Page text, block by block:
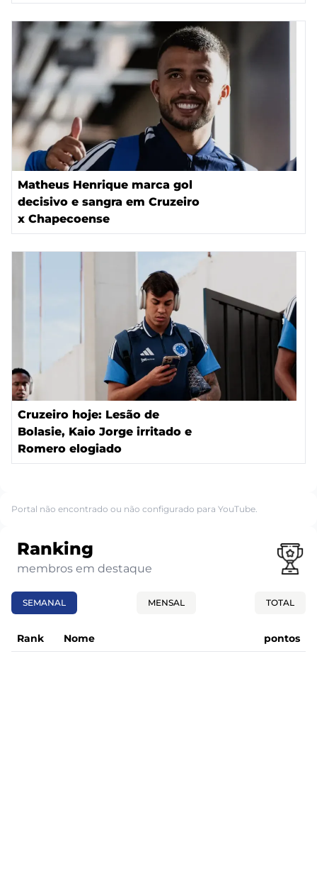
Matheus Henrique marca gol
decisivo e sangra em Cruzeiro
x Chapecoense
Cruzeiro hoje: Lesão de
Bolasie, Kaio Jorge irritado e
Romero elogiado
Portal não encontrado ou não configurado para YouTube.
Ranking
membros em destaque
SEMANAL MENSAL TOTAL
Rank Nome pontos